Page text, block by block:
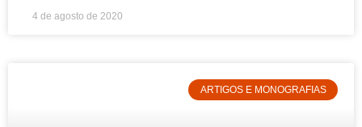
4 de agosto de 2020
ARTIGOS E MONOGRAFIAS